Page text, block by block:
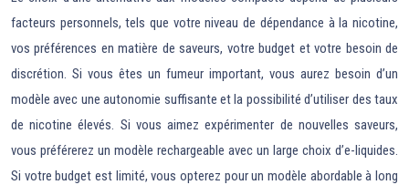
facteurs personnels, tels que votre niveau de dépendance à la nicotine,
vos préférences en matière de saveurs, votre budget et votre besoin de
discrétion. Si vous êtes un fumeur important, vous aurez besoin d’un
modèle avec une autonomie suffisante et la possibilité d’utiliser des taux
de nicotine élevés. Si vous aimez expérimenter de nouvelles saveurs,
vous préférerez un modèle rechargeable avec un large choix d’e-liquides.
Si votre budget est limité, vous opterez pour un modèle abordable à long